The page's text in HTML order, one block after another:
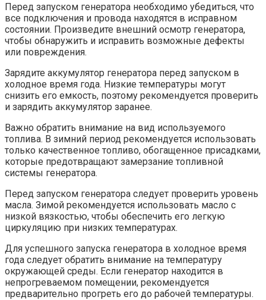
Перед запуском генератора необходимо убедиться, что
все подключения и провода находятся в исправном
состоянии. Произведите внешний осмотр генератора,
чтобы обнаружить и исправить возможные дефекты
или повреждения.
Зарядите аккумулятор генератора перед запуском в
холодное время года. Низкие температуры могут
снизить его емкость, поэтому рекомендуется проверить
и зарядить аккумулятор заранее.
Важно обратить внимание на вид используемого
топлива. В зимний период рекомендуется использовать
только качественное топливо, обогащенное присадками,
которые предотвращают замерзание топливной
системы генератора.
Перед запуском генератора следует проверить уровень
масла. Зимой рекомендуется использовать масло с
низкой вязкостью, чтобы обеспечить его легкую
циркуляцию при низких температурах.
Для успешного запуска генератора в холодное время
года следует обратить внимание на температуру
окружающей среды. Если генератор находится в
непрогреваемом помещении, рекомендуется
предварительно прогреть его до рабочей температуры.